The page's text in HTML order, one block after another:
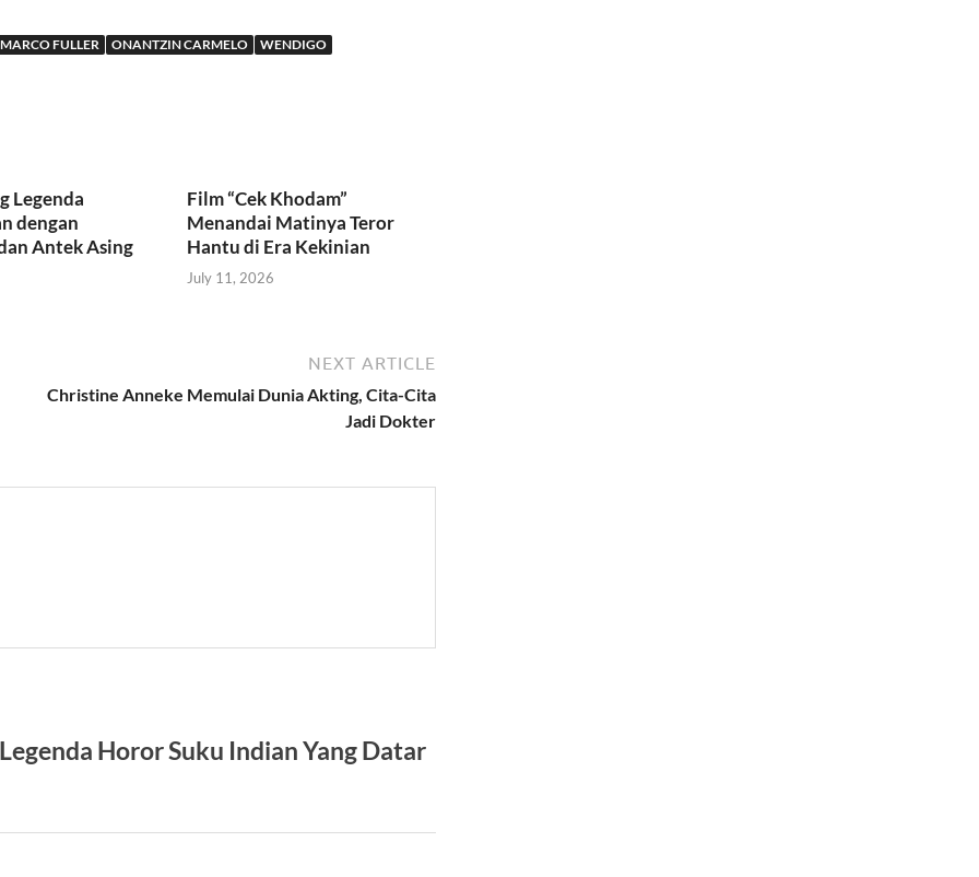
MARCO FULLER ONANTZIN CARMELO WENDIGO
Legenda
dengan
Antek Asing
Film “Cek Khodam”
Menandai Matinya Teror
Hantu di Era Kekinian
July 11, 2026
NEXT ARTICLE
Christine Anneke Memulai Dunia Akting, Cita-Cita
Jadi Dokter
Horor Suku Indian Yang Datar